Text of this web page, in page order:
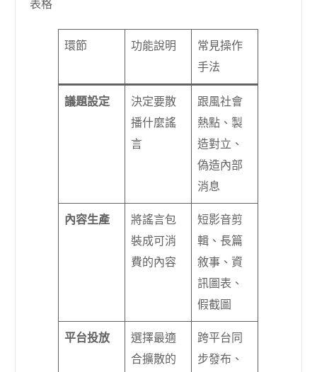
表格
環節 功能說明
常見操作
手法
議題設定
決定要散
播什麼謠
言
跟風社會
熱點、製
造對立、
偽造內部
消息
內容生產
將謠言包
裝成可消
費的內容
短影音剪
輯、長篇
敘事、資
訊圖表、
假截圖
平台投放
選擇最適
合擴散的
跨平台同
步發布、